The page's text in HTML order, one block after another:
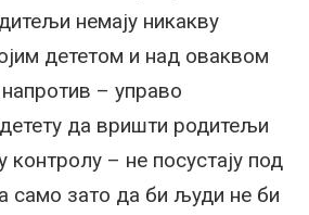
немају никакву
дететом и над оваквом
– управо
да вришти родитељи
контролу – не посустају под
само зато да би људи не би